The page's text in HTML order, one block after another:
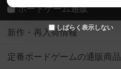
しばらく表示しない
ボードゲーム通販
新作・再入荷情報
定番ボードゲームの通販商品